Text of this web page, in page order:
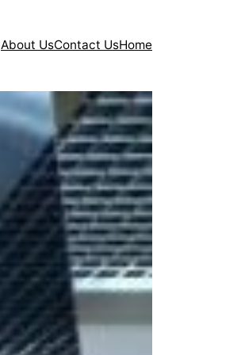
About UsContact UsHome